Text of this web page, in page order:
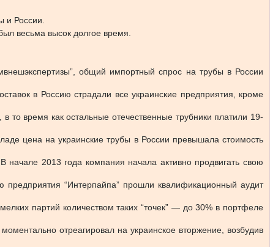
и России.
весьма высок долгое время.
общий импортный спрос на трубы в России
в Россию страдали все украинские предприятия, кроме
время как остальные отечественные трубники платили 19-
цена на украинские трубы в России превышала стоимость
2013 года компания начала активно продвигать свою
“Интерпайпа” прошли квалификационный аудит
партий количеством таких “точек” — до 30% в портфеле
отреагировал на украинское вторжение, возбудив